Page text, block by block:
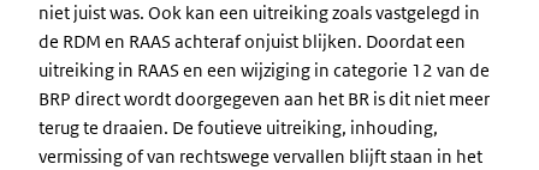
niet juist was. Ook kan een uitreiking zoals vastgelegd in
de RDM en RAAS achteraf onjuist blijken. Doordat een
uitreiking in RAAS en een wijziging in categorie 12 van de
BRP direct wordt doorgegeven aan het BR is dit niet meer
terug te draaien. De foutieve uitreiking, inhouding,
vermissing of van rechtswege vervallen blijft staan in het